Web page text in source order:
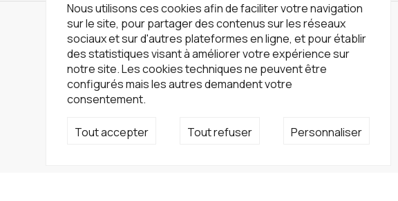
Nous utilisons ces cookies afin de faciliter votre navigation
sur le site, pour partager des contenus sur les réseaux
sociaux et sur d'autres plateformes en ligne, et pour établir
des statistiques visant à améliorer votre expérience sur
notre site. Les cookies techniques ne peuvent être
configurés mais les autres demandent votre
consentement.
Tout accepter Tout refuser Personnaliser
Newsletter
Inscrivez-vous à notre newsletter !
S'inscrire
Réseaux sociaux